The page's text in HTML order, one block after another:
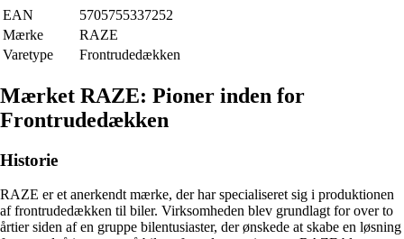
EAN
5705755337252
Mærke
RAZE
Varetype
Frontrudedækken
Mærket RAZE: Pioner inden for
Frontrudedækken
Historie
RAZE er et anerkendt mærke, der har specialiseret sig i produktionen
af frontrudedækken til biler. Virksomheden blev grundlagt for over to
årtier siden af en gruppe bilentusiaster, der ønskede at skabe en løsning